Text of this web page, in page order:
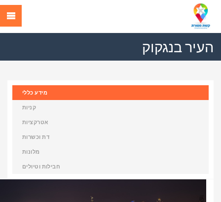
העיר בנגקוק
מידע כללי
קניות
אטרקציות
דת וכשרות
מלונות
חבילות וטיולים